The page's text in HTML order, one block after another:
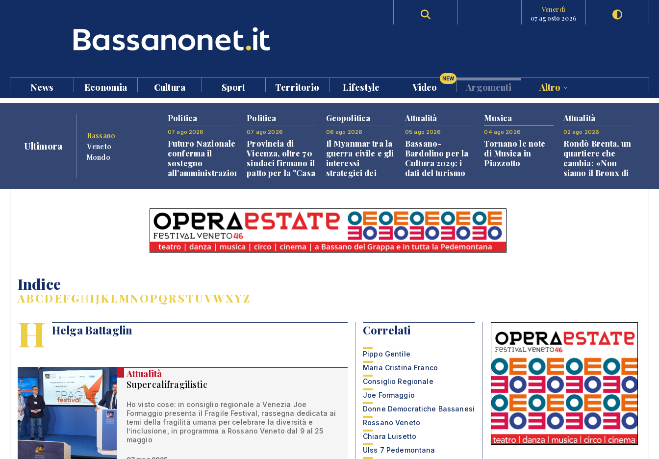
Venerdì
07 agosto 2026
News Economia Cultura Sport Territorio Lifestyle Video
NEW
Argomenti Altro
Ultimora
Bassano
Veneto
Mondo
Politica
07 ago 2026
Futuro Nazionale
conferma il
sostegno
all'amministrazione
Politica
07 ago 2026
Provincia di
Vicenza, oltre 70
sindaci firmano il
patto per la "Casa
Geopolitica
06 ago 2026
Il Myanmar tra la
guerra civile e gli
interessi
strategici dei
Attualità
05 ago 2026
Bassano-
Bardolino per la
Cultura 2029: i
dati del turismo
Musica
04 ago 2026
Tornano le note
di Musica in
Piazzotto
Attualità
02 ago 2026
Rondò Brenta, un
quartiere che
cambia: «Non
siamo il Bronx di
Indice
ABCDEFGHIJKLMNOPQRSTUVWXYZ
H Helga Battaglin
Attualità
Supercalifragilistic
Ho visto cose: in consiglio regionale a Venezia Joe
Formaggio presenta il Fragile Festival, rassegna dedicata ai
temi della fragilità umana per celebrare la diversità e
l’inclusione, in programma a Rossano Veneto dal 9 al 25
maggio
Correlati
Pippo Gentile
Maria Cristina Franco
Consiglio Regionale
Joe Formaggio
Donne Democratiche Bassanesi
Rossano Veneto
Chiara Luisetto
Ulss 7 Pedemontana